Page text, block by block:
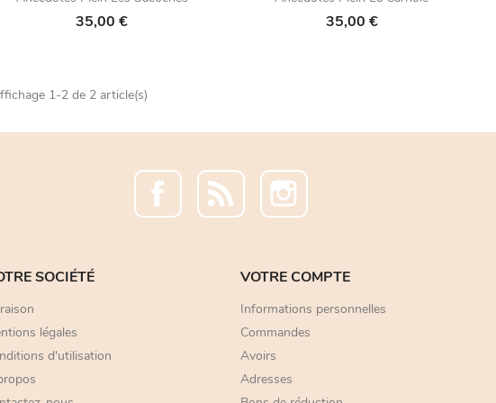
35,00 € 35,00 €
1-2 de 2 article(s)
FacebookRss Instagram
SOCIÉTÉ
légales
d'utilisation
VOTRE COMPTE
Informations personnelles
Commandes
Avoirs
Adresses